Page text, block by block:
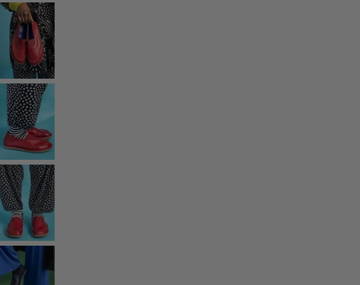
Styles de vétements
Vêtements en lin
Robes de style hippie
Grandes Tailles
À fleurs
Vêtements hippies
Une mode scandinave
Superpositions
À rayures
Des carreaux à foison
À pois
Vêtements bio